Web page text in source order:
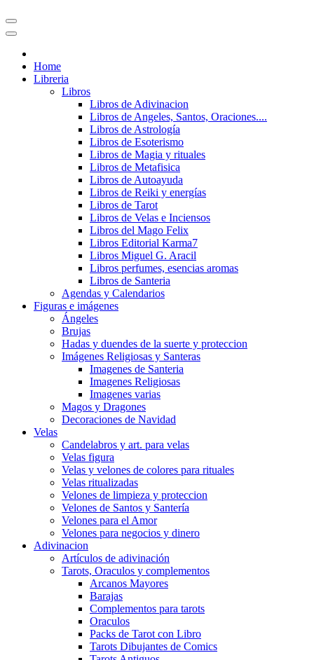
Home
Libreria
Libros
Libros de Adivinacion
Libros de Angeles, Santos, Oraciones....
Libros de Astrología
Libros de Esoterismo
Libros de Magia y rituales
Libros de Metafisica
Libros de Autoayuda
Libros de Reiki y energías
Libros de Tarot
Libros de Velas e Inciensos
Libros del Mago Felix
Libros Editorial Karma7
Libros Miguel G. Aracil
Libros perfumes, esencias aromas
Libros de Santeria
Agendas y Calendarios
Figuras e imágenes
Ángeles
Brujas
Hadas y duendes de la suerte y proteccion
Imágenes Religiosas y Santeras
Imagenes de Santeria
Imagenes Religiosas
Imagenes varias
Magos y Dragones
Decoraciones de Navidad
Velas
Candelabros y art. para velas
Velas figura
Velas y velones de colores para rituales
Velas ritualizadas
Velones de limpieza y proteccion
Velones de Santos y Santería
Velones para el Amor
Velones para negocios y dinero
Adivinacion
Artículos de adivinación
Tarots, Oraculos y complementos
Arcanos Mayores
Barajas
Complementos para tarots
Oraculos
Packs de Tarot con Libro
Tarots Dibujantes de Comics